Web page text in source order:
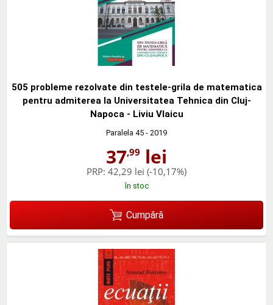
505 probleme rezolvate din testele-grila de matematica
pentru admiterea la Universitatea Tehnica din Cluj-
Napoca - Liviu Vlaicu
Paralela 45 - 2019
37,99 lei
PRP: 42,29 lei (-10,17%)
în stoc
Cumpără